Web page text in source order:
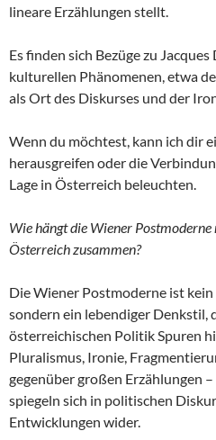
lineare Erzählungen stellt.
Es finden sich Bezüge zu
kulturellen Phänomenen, etwa
als Ort des Diskurses und der
Wenn du möchtest, kann ich dir
herausgreifen oder die
Lage in Österreich beleuchten.
Wie hängt die Wiener
Österreich zusammen?
Die Wiener Postmoderne ist
sondern ein lebendiger Denkstil,
österreichischen Politik Spuren
Pluralismus, Ironie,
gegenüber großen Erzählungen
spiegeln sich in politischen
Entwicklungen wider.